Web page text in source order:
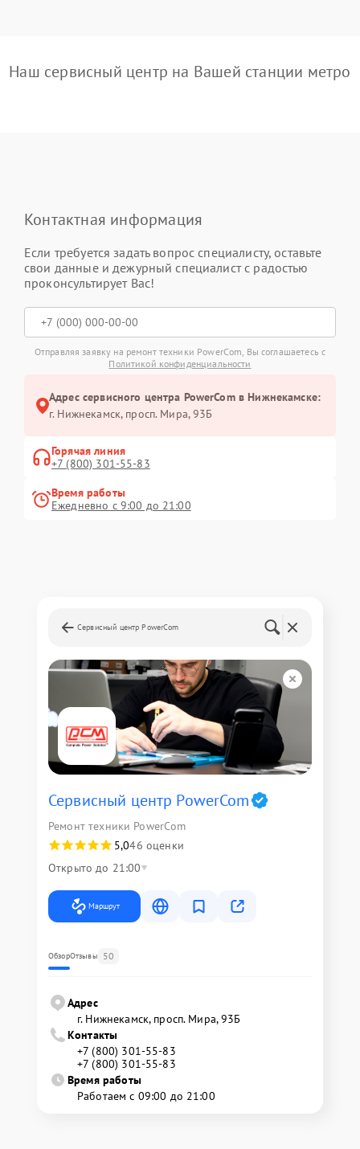
Наш сервисный центр на Вашей станции метро
Контактная информация
Если требуется задать вопрос специалисту, оставьте
свои данные и дежурный специалист с радостью
проконсультирует Вас!
Отправляя заявку на ремонт техники PowerCom, Вы соглашаетесь с
Политикой конфиденциальности
Адрес сервисного центра PowerCom в Нижнекамске:
г. Нижнекамск, просп. Мира, 93Б
Горячая линия
+7 (800) 301-55-83
Время работы
Ежедневно с 9:00 до 21:00
Сервисный центр PowerCom
Сервисный центр PowerCom
Ремонт техники PowerCom
5,046 оценки
Открыто до 21:00
Маршрут
ОбзорОтзывы 50
Адрес
г. Нижнекамск, просп. Мира, 93Б
Контакты
+7 (800) 301-55-83
+7 (800) 301-55-83
Время работы
Работаем с 09:00 до 21:00